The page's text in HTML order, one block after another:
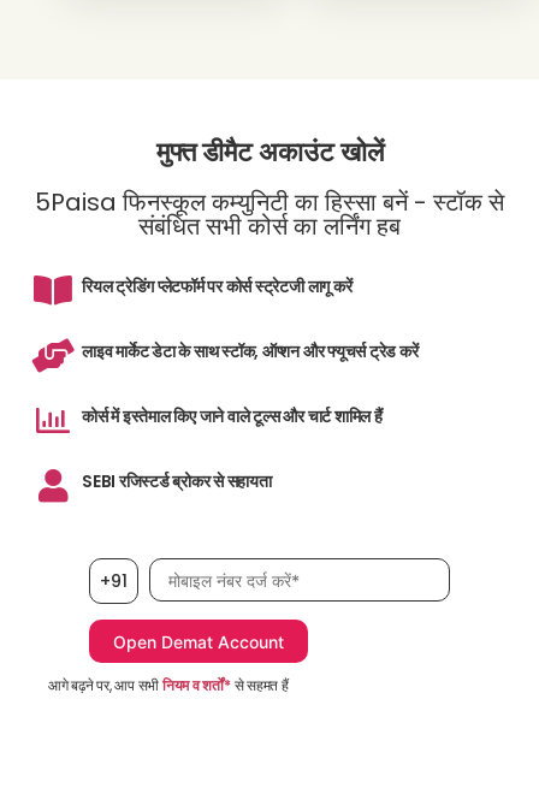
मुफ्त डीमैट अकाउंट खोलें
5Paisa फिनस्कूल कम्युनिटी का हिस्सा बनें - स्टॉक से
संबंधित सभी कोर्स का लर्निंग हब
रियल ट्रेडिंग प्लेटफॉर्म पर कोर्स स्ट्रेटजी लागू करें
लाइव मार्केट डेटा के साथ स्टॉक, ऑप्शन और फ्यूचर्स ट्रेड करें
कोर्स में इस्तेमाल किए जाने वाले टूल्स और चार्ट शामिल हैं
SEBI रजिस्टर्ड ब्रोकर से सहायता
+91 मोबाइल नंबर आवश्यक है
आगे बढ़ने पर, आप सभीनियम व शर्तों*से सहमत हैं